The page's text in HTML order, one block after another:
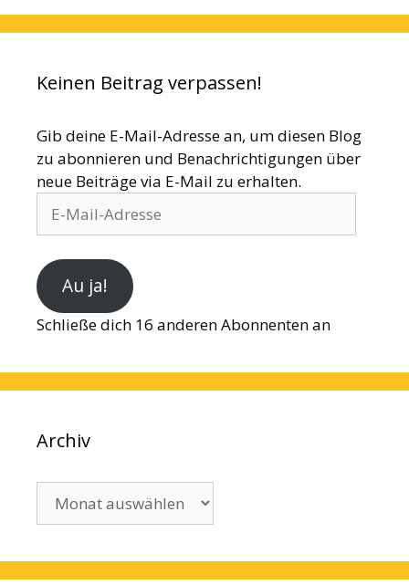
Keinen Beitrag verpassen!
Gib deine E-Mail-Adresse an, um diesen Blog
zu abonnieren und Benachrichtigungen über
neue Beiträge via E-Mail zu erhalten.
Mail-
Au ja!
Schließe dich 16 anderen Abonnenten an
Archiv